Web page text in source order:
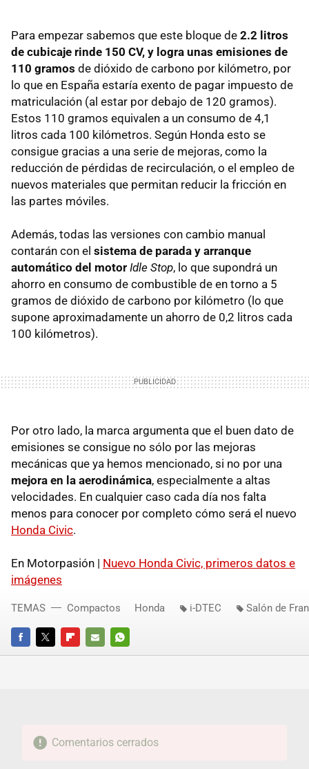
Para empezar sabemos que este bloque de 2.2 litros
de cubicaje rinde 150 CV, y logra unas emisiones de
110 gramos de dióxido de carbono por kilómetro, por
lo que en España estaría exento de pagar impuesto de
matriculación (al estar por debajo de 120 gramos).
Estos 110 gramos equivalen a un consumo de 4,1
litros cada 100 kilómetros. Según Honda esto se
consigue gracias a una serie de mejoras, como la
reducción de pérdidas de recirculación, o el empleo de
nuevos materiales que permitan reducir la fricción en
las partes móviles.
Además, todas las versiones con cambio manual
contarán con el sistema de parada y arranque
automático del motor Idle Stop, lo que supondrá un
ahorro en consumo de combustible de en torno a 5
gramos de dióxido de carbono por kilómetro (lo que
supone aproximadamente un ahorro de 0,2 litros cada
100 kilómetros).
Por otro lado, la marca argumenta que el buen dato de
emisiones se consigue no sólo por las mejoras
mecánicas que ya hemos mencionado, si no por una
mejora en la aerodinámica, especialmente a altas
velocidades. En cualquier caso cada día nos falta
menos para conocer por completo cómo será el nuevo
Honda Civic.
En Motorpasión | Nuevo Honda Civic, primeros datos e
imágenes
FACEBOOKTWITTERFLIPBOARD
E-
WHATSAPP
TEMAS Compactos Honda i-DTEC Salón de
Comentarios cerrados